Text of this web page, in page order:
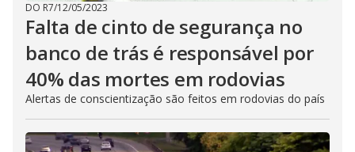
DO R7/12/05/2023
Falta de cinto de segurança no
banco de trás é responsável por
40% das mortes em rodovias
Alertas de conscientização são feitos em rodovias do país